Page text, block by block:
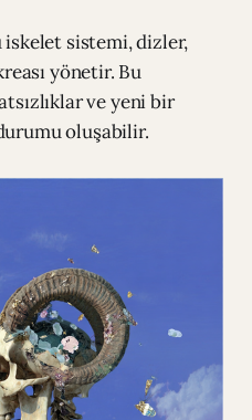
iskelet sistemi, dizler,
yönetir. Bu
ve yeni bir
oluşabilir.